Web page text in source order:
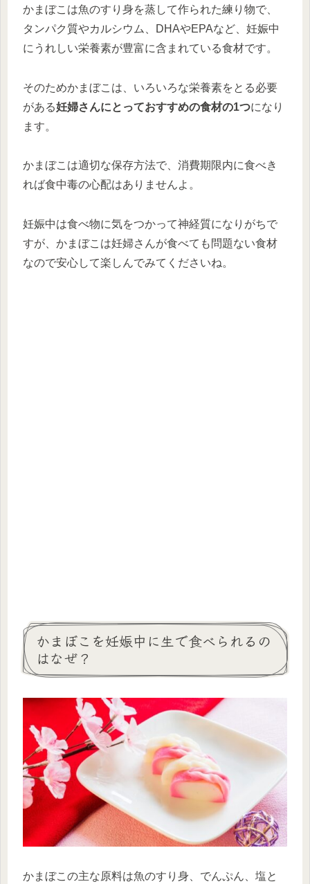
かまぼこは魚のすり身を蒸して作られた練り物で、
タンパク質やカルシウム、DHAやEPAなど、妊娠中
にうれしい栄養素が豊富に含まれている食材です。
そのためかまぼこは、いろいろな栄養素をとる必要
がある妊婦さんにとっておすすめの食材の1つになり
ます。
かまぼこは適切な保存方法で、消費期限内に食べき
れば食中毒の心配はありませんよ。
妊娠中は食べ物に気をつかって神経質になりがちで
すが、かまぼこは妊婦さんが食べても問題ない食材
なので安心して楽しんでみてくださいね。
かまぼこを妊娠中に生で食べられるの
はなぜ？
かまぼこの主な原料は魚のすり身、でんぷん、塩と